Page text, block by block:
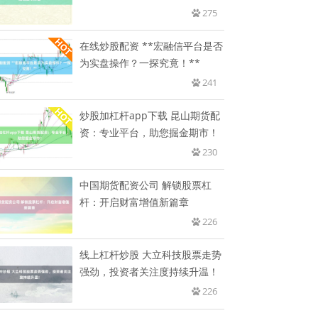
275
在线炒股配资 **宏融信平台是否
为实盘操作？一探究竟！**
241
炒股加杠杆app下载 昆山期货配
资：专业平台，助您掘金期市！
230
中国期货配资公司 解锁股票杠
杆：开启财富增值新篇章
226
线上杠杆炒股 大立科技股票走势
强劲，投资者关注度持续升温！
226